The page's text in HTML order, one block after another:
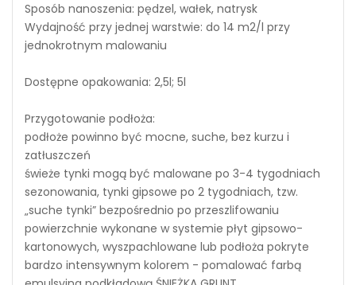
Sposób nanoszenia: pędzel, wałek, natrysk
Wydajność przy jednej warstwie: do 14 m2/l przy
jednokrotnym malowaniu
Dostępne opakowania: 2,5l; 5l
Przygotowanie podłoża:
podłoże powinno być mocne, suche, bez kurzu i
zatłuszczeń
świeże tynki mogą być malowane po 3-4 tygodniach
sezonowania, tynki gipsowe po 2 tygodniach, tzw.
„suche tynki” bezpośrednio po przeszlifowaniu
powierzchnie wykonane w systemie płyt gipsowo-
kartonowych, wyszpachlowane lub podłoża pokryte
bardzo intensywnym kolorem - pomalować farbą